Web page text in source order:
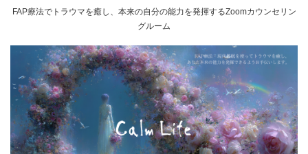
FAP療法でトラウマを癒し、本来の自分の能力を発揮するZoomカウンセリン
グルーム